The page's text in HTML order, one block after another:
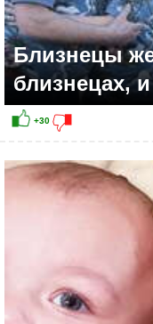
+46
Близнецы
близнецах,